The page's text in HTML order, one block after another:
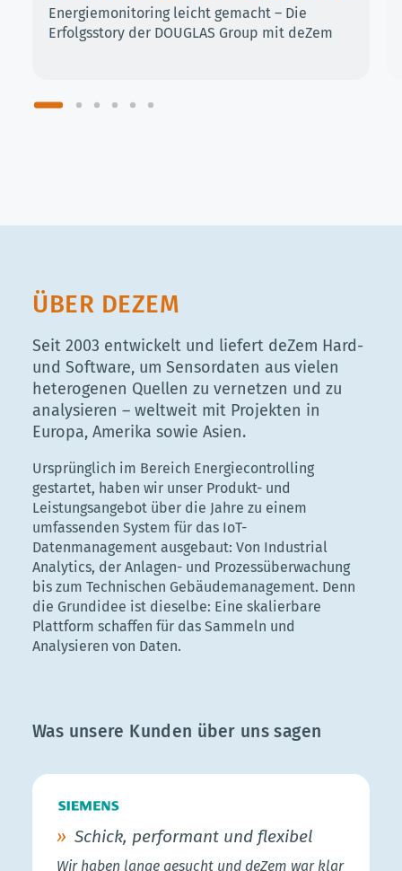
Energiemonitoring leicht gemacht – Die
Erfolgsstory der DOUGLAS Group mit deZem
ÜBER DEZEM
Seit 2003 entwickelt und liefert deZem Hard-
und Software, um Sensordaten aus vielen
heterogenen Quellen zu vernetzen und zu
analysieren – weltweit mit Projekten in
Europa, Amerika sowie Asien.
Ursprünglich im Bereich Energiecontrolling
gestartet, haben wir unser Produkt- und
Leistungsangebot über die Jahre zu einem
umfassenden System für das IoT-
Datenmanagement ausgebaut: Von Industrial
Analytics, der Anlagen- und Prozessüberwachung
bis zum Technischen Gebäudemanagement. Denn
die Grundidee ist dieselbe: Eine skalierbare
Plattform schaffen für das Sammeln und
Analysieren von Daten.
Was unsere Kunden über uns sagen
Schick, performant und flexibel
Wir haben lange gesucht und deZem war klar